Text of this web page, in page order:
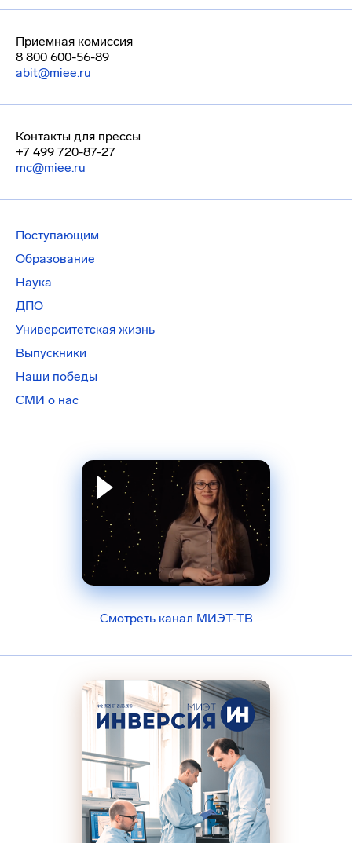
Приемная комиссия
8 800 600-56-89
abit@miee.ru
Контакты для прессы
+7 499 720-87-27
mc@miee.ru
Поступающим
Образование
Наука
ДПО
Университетская жизнь
Выпускники
Наши победы
СМИ о нас
Смотреть канал МИЭТ-ТВ